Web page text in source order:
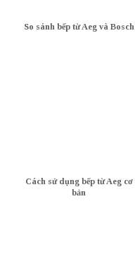
So sánh bếp từ Aeg và Bosch
Cách sử dụng bếp từ Aeg cơ
bản